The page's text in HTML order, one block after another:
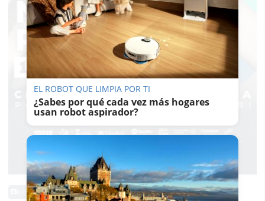
0 Comentarios
EL ROBOT QUE LIMPIA POR TI
¿Sabes por qué cada vez más hogares
usan robot aspirador?